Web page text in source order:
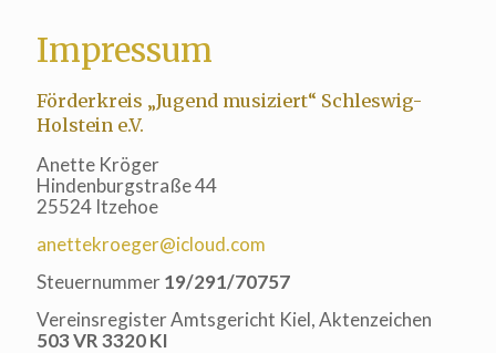
Impressum
Förderkreis „Jugend musiziert“ Schleswig-
Holstein e.V.
Anette Kröger
Hindenburgstraße 44
25524 Itzehoe
anettekroeger@icloud.com
Steuernummer19/291/70757
Vereinsregister Amtsgericht Kiel, Aktenzeichen
503 VR 3320 KI